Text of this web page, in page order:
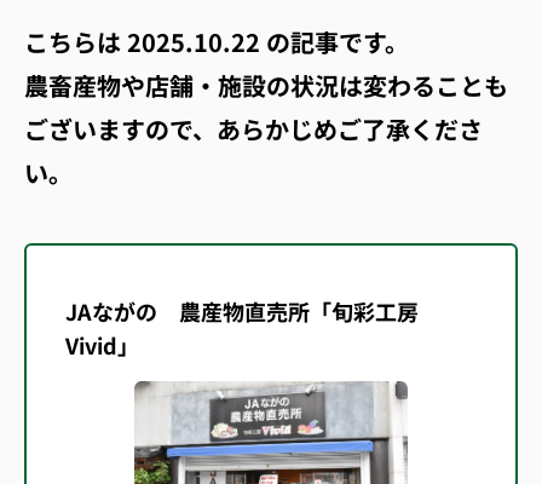
こちらは2025.10.22 の記事です。
農畜産物や店舗・施設の状況は変わることも
ございますので、あらかじめご了承くださ
い。
JAながの 農産物直売所「旬彩工房
Vivid」